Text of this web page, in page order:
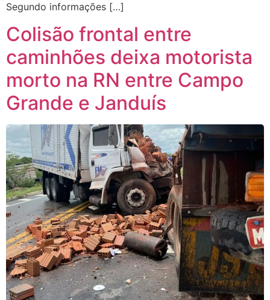
Segundo informações […]
Colisão frontal entre
caminhões deixa motorista
morto na RN entre Campo
Grande e Janduís